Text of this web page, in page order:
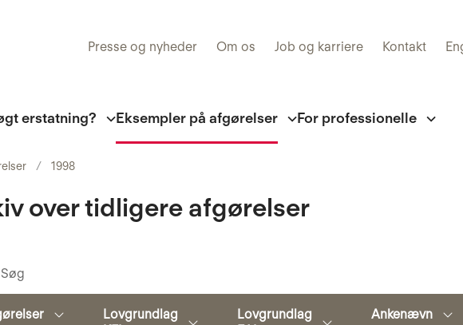
Presse og nyheder Om os Job og karriere Kontakt
erstatning? Eksempler på afgørelser For professionelle
1998
over tidligere afgørelser
Lovgrundlag
Lovgrundlag
Ankenævn